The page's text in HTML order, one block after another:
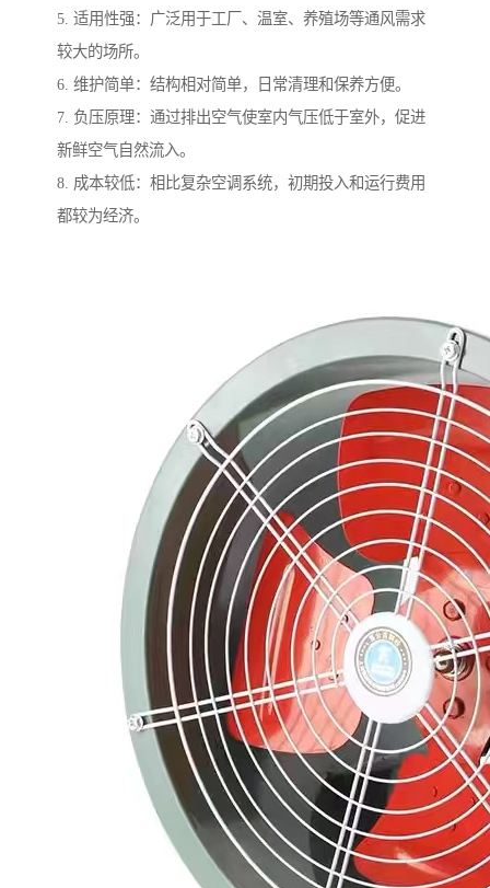
5. 适用性强：广泛用于工厂、温室、养殖场等通风需求
较大的场所。
6. 维护简单：结构相对简单，日常清理和保养方便。
7. 负压原理：通过排出空气使室内气压低于室外，促进
新鲜空气自然流入。
8. 成本较低：相比复杂空调系统，初期投入和运行费用
都较为经济。